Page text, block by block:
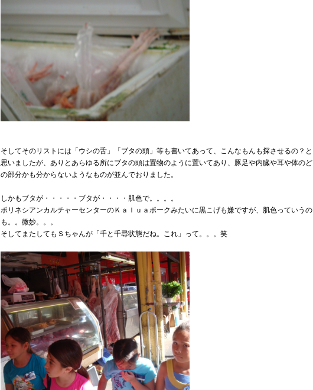
そしてそのリストには「ウシの舌」「ブタの頭」等も書いてあって、こんなもんも探させるの？と
思いましたが、ありとあらゆる所にブタの頭は置物のように置いてあり、豚足や内臓や耳や体のど
の部分かも分からないようなものが並んでおりました。
しかもブタが・・・・・ブタが・・・・肌色で。。。。
ポリネシアンカルチャーセンターのＫａｌｕａポークみたいに黒こげも嫌ですが、肌色っていうの
も。。微妙。。。
そしてまたしてもＳちゃんが「千と千尋状態だね。これ」って。。。笑